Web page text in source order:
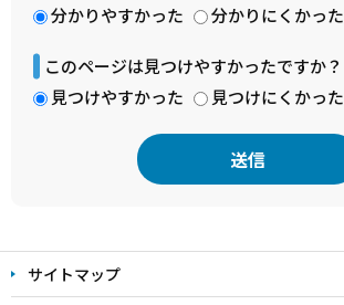
分かりやすかった
分かりにくかった
このページは見つけやすかったですか？
見つけやすかった
見つけにくかった
文
こ サイトマップ